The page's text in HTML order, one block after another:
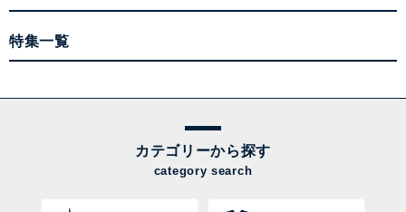
特集一覧
カテゴリーから探す
category search